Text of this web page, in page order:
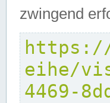
zwingend
https://
eihe/
4469-